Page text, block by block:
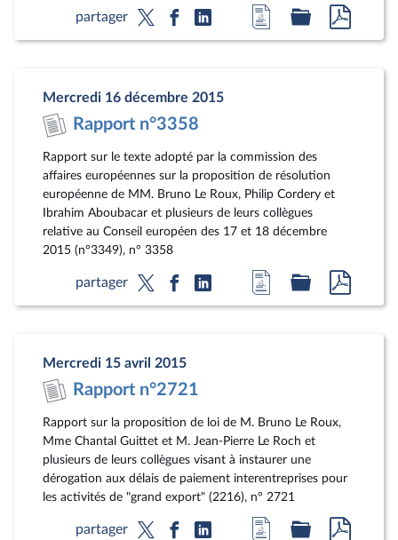
partager
Accéder
à
Accéder
au au
Mercredi 16 décembre 2015
Rapport n°3358
Rapport sur le texte adopté par la commission des
affaires européennes sur la proposition de résolution
européenne de MM. Bruno Le Roux, Philip Cordery et
Ibrahim Aboubacar et plusieurs de leurs collègues
relative au Conseil européen des 17 et 18 décembre
2015 (n°3349), n° 3358
partager
Accéder
à
Accéder
au au
Mercredi 15 avril 2015
Rapport n°2721
Rapport sur la proposition de loi de M. Bruno Le Roux,
Mme Chantal Guittet et M. Jean-Pierre Le Roch et
plusieurs de leurs collègues visant à instaurer une
dérogation aux délais de paiement interentreprises pour
les activités de "grand export" (2216), n° 2721
partager
Accéder
Accéder